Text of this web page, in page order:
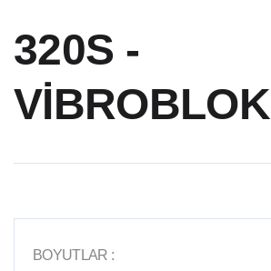
320S -
VİBROBLOK
BOYUTLAR :